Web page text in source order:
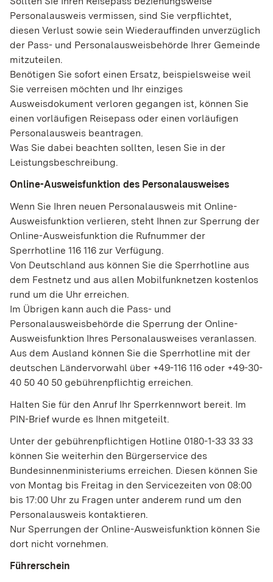
Personalausweis vermissen, sind Sie verpflichtet,
diesen Verlust sowie sein Wiederauffinden unverzüglich
der Pass- und Personalausweisbehörde Ihrer Gemeinde
mitzuteilen.
Benötigen Sie sofort einen Ersatz, beispielsweise weil
Sie verreisen möchten und Ihr einziges
Ausweisdokument verloren gegangen ist, können Sie
einen vorläufigen Reisepass oder einen vorläufigen
Personalausweis beantragen.
Was Sie dabei beachten sollten, lesen Sie in der
Leistungsbeschreibung.
Online-Ausweisfunktion des Personalausweises
Wenn Sie Ihren neuen Personalausweis mit Online-
Ausweisfunktion verlieren, steht Ihnen zur Sperrung der
Online-Ausweisfunktion die Rufnummer der
Sperrhotline 116 116 zur Verfügung.
Von Deutschland aus können Sie die Sperrhotline aus
dem Festnetz und aus allen Mobilfunknetzen kostenlos
rund um die Uhr erreichen.
Im Übrigen kann auch die Pass- und
Personalausweisbehörde die Sperrung der Online-
Ausweisfunktion Ihres Personalausweises veranlassen.
Aus dem Ausland können Sie die Sperrhotline mit der
deutschen Ländervorwahl über +49-116 116 oder +49-30-
40 50 40 50 gebührenpflichtig erreichen.
Halten Sie für den Anruf Ihr Sperrkennwort bereit. Im
PIN-Brief wurde es Ihnen mitgeteilt.
Unter der gebührenpflichtigen Hotline 0180-1-33 33 33
können Sie weiterhin den Bürgerservice des
Bundesinnenministeriums erreichen. Diesen können Sie
von Montag bis Freitag in den Servicezeiten von 08:00
bis 17:00 Uhr zu Fragen unter anderem rund um den
Personalausweis kontaktieren.
Nur Sperrungen der Online-Ausweisfunktion können Sie
dort nicht vornehmen.
Führerschein